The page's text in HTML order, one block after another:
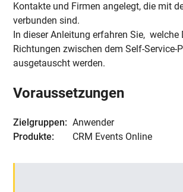
Kontakte und Firmen angelegt, die mit
verbunden sind.
In dieser Anleitung erfahren Sie, welche
Richtungen zwischen dem Self-Service-
ausgetauscht werden.
Voraussetzungen
Zielgruppen: Anwender
Produkte:
CRM Events Online